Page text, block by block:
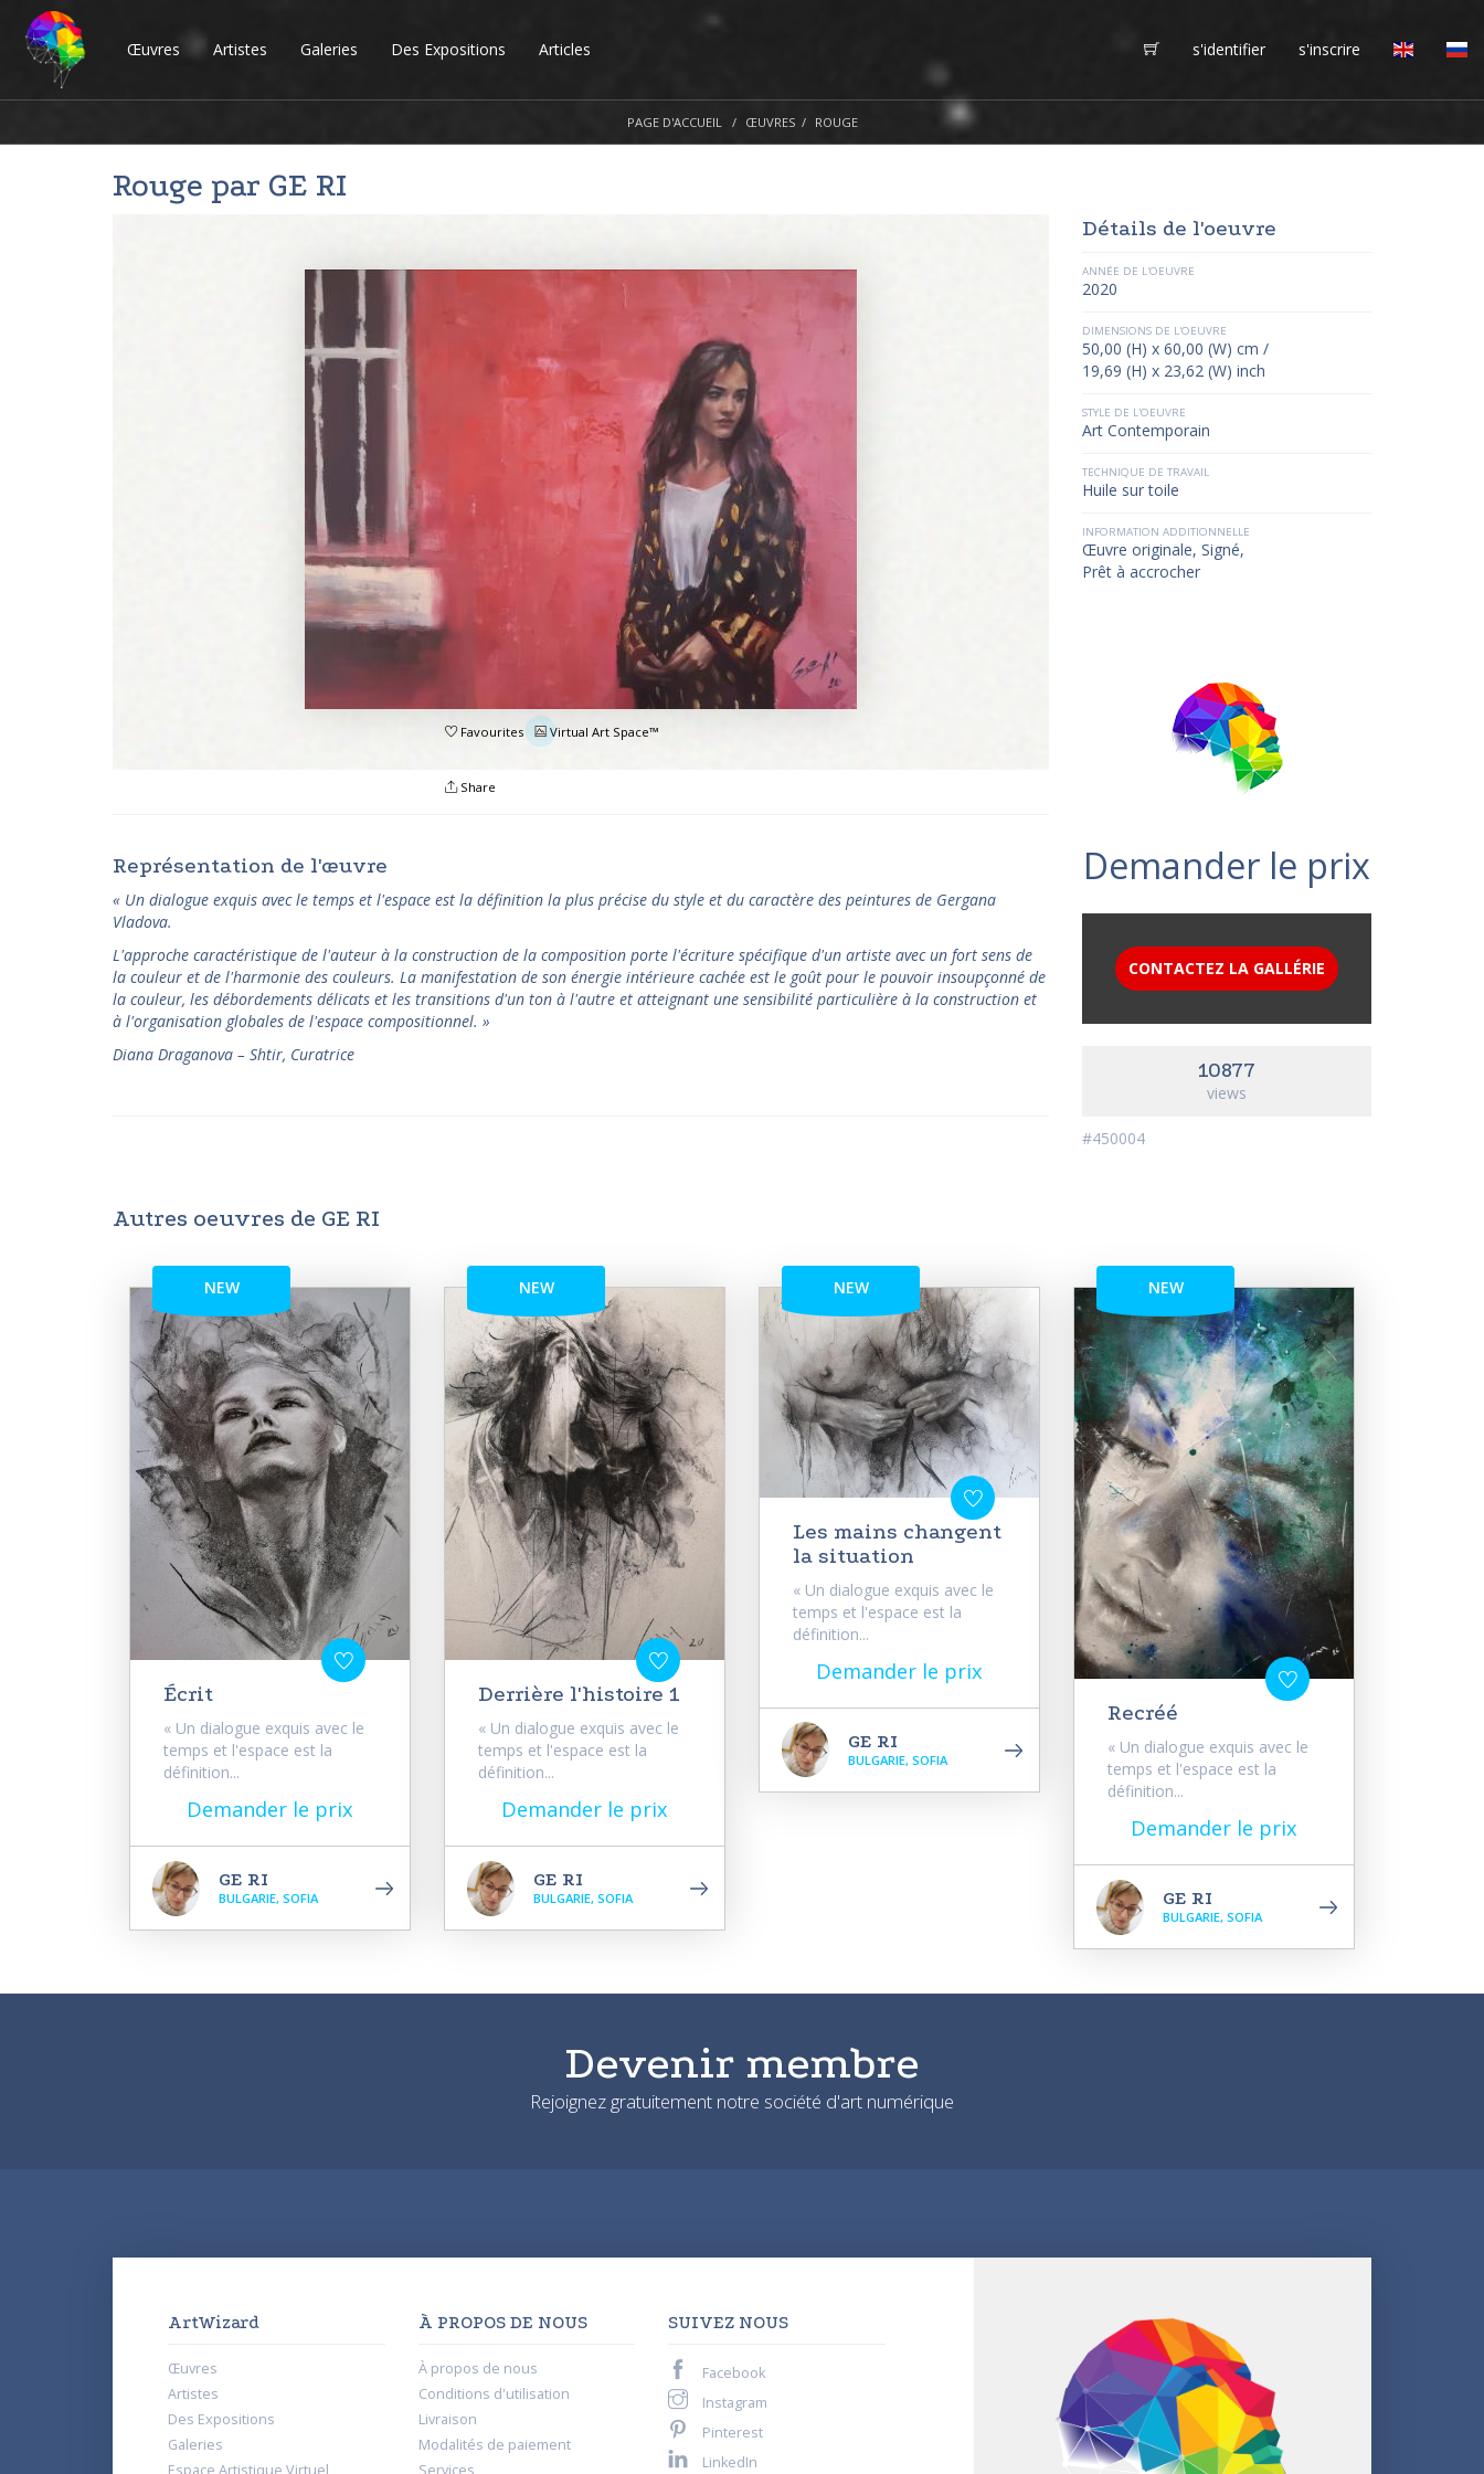
Œuvres Artistes Galeries Des Expositions Articles s'identifier s'inscrire
PAGE D'ACCUEIL ŒUVRES ROUGE
Rouge par GE RI
Favourites Virtual Art Space™
Share
Représentation de l'œuvre
« Un dialogue exquis avec le temps et l'espace est la définition la plus précise du style et du caractère des peintures de Gergana
Vladova.
L'approche caractéristique de l'auteur à la construction de la composition porte l'écriture spécifique d'un artiste avec un fort sens de
la couleur et de l'harmonie des couleurs. La manifestation de son énergie intérieure cachée est le goût pour le pouvoir insoupçonné de
la couleur, les débordements délicats et les transitions d'un ton à l'autre et atteignant une sensibilité particulière à la construction et
à l'organisation globales de l'espace compositionnel. »
Diana Draganova – Shtir, Curatrice
Détails de l'oeuvre
ANNÉE DE L'OEUVRE
2020
DIMENSIONS DE L'OEUVRE
50,00 (H) x 60,00 (W) cm /
19,69 (H) x 23,62 (W) inch
STYLE DE L'OEUVRE
Art Contemporain
TECHNIQUE DE TRAVAIL
Huile sur toile
INFORMATION ADDITIONNELLE
Œuvre originale, Signé,
Prêt à accrocher
Demander le prix
CONTACTEZ LA GALLÉRIE
10877
views
#450004
Autres oeuvres de GE RI
NEW
Écrit
« Un dialogue exquis avec le
temps et l'espace est la
définition...
Demander le prix
GE RI
BULGARIE, SOFIA
NEW
Derrière l'histoire 1
« Un dialogue exquis avec le
temps et l'espace est la
définition...
Demander le prix
GE RI
BULGARIE, SOFIA
NEW
Les mains changent
la situation
« Un dialogue exquis avec le
temps et l'espace est la
définition...
Demander le prix
GE RI
BULGARIE, SOFIA
NEW
Recréé
« Un dialogue exquis avec le
temps et l'espace est la
définition...
Demander le prix
GE RI
BULGARIE, SOFIA
Devenir membre
Rejoignez gratuitement notre société d'art numérique
ArtWizard
Œuvres
Artistes
Des Expositions
Galeries
À PROPOS DE NOUS
À propos de nous
Conditions d'utilisation
Livraison
Modalités de paiement
SUIVEZ NOUS
Facebook
Instagram
Pinterest
LinkedIn